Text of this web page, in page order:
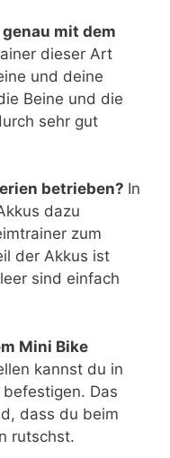
mit dem
dieser Art
und deine
Beine und die
sehr gut
betrieben? In
dazu
zum
der Akkus ist
sind einfach
Mini Bike
kannst du in
befestigen. Das
dass du beim
rutschst.